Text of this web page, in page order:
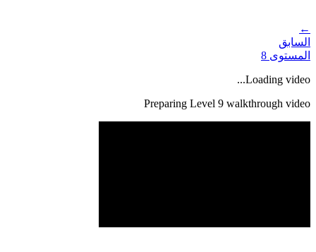
←
السابق
المستوى 8
Loading video...
Preparing Level 9 walkthrough video